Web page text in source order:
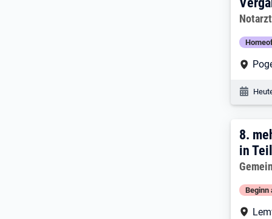
8.
8.
in
Beginn